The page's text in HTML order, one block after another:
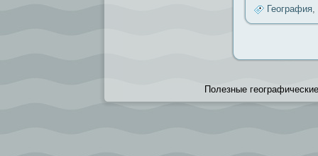
География,
Полезные